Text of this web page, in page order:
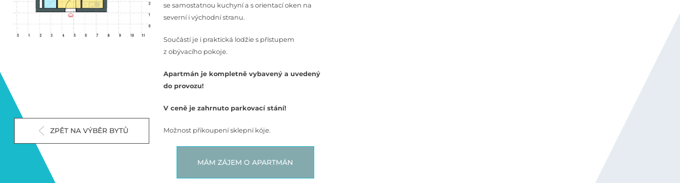
ZPĚT NA VÝBĚR BYTŮ
se samostatnou kuchyní a s orientací oken na
severní i východní stranu.
Součástí je i praktická lodžie s přístupem
z obývacího pokoje.
Apartmán je kompletně vybavený a uvedený
do provozu!
V ceně je zahrnuto parkovací stání!
Možnost přikoupení sklepní kóje.
MÁM ZÁJEM O APARTMÁN